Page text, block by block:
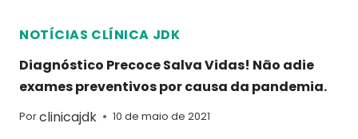
NOTÍCIAS CLÍNICA JDK
Diagnóstico Precoce Salva Vidas! Não adie
exames preventivos por causa da pandemia.
Porclinicajdk 10 de maio de 2021